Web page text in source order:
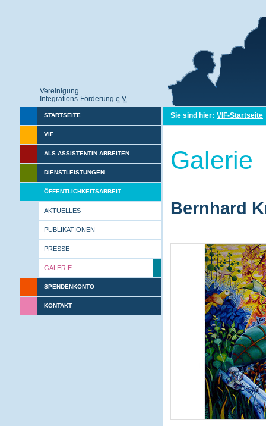
Vereinigung
Integrations-Förderung e.V.
STARTSEITE
VIF
ALS ASSISTENTIN ARBEITEN
DIENSTLEISTUNGEN
ÖFFENTLICHKEITSARBEIT
AKTUELLES
PUBLIKATIONEN
PRESSE
GALERIE
SPENDENKONTO
KONTAKT
Sie sind hier: VIF-Startseite
Galerie
Bernhard